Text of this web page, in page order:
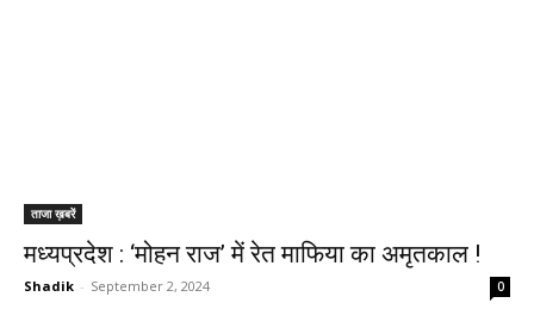
ताजा ख़बरें
मध्यप्रदेश : ‘मोहन राज’ में रेत माफिया का अमृतकाल !
Shadik - September 2, 2024 0